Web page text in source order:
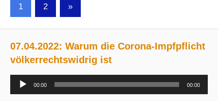
Seitennummerierung
Beiträge
1 2
Nächste
Beiträge
»
07.04.2022: Warum die Corona-Impfpflicht
völkerrechtswidrig ist
Audio-
Player
00:00 00:00